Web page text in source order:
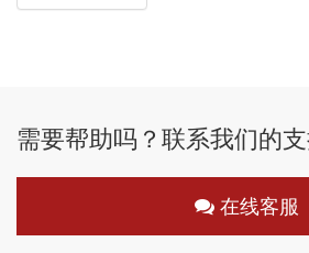
需要帮助吗？联系我们的
在线客服